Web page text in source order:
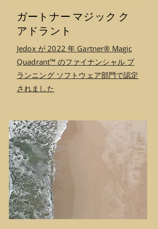
ガートナー マジック ク
アドラント
Jedox が 2022 年 Gartner® Magic
Quadrant™ のファイナンシャル プ
ランニング ソフトウェア部門で認定
されました